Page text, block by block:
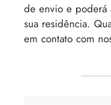
de envio e poderá
sua residência.
em contato com